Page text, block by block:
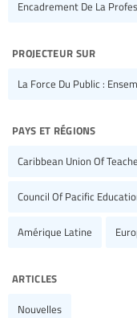
Encadrement De La
projecteur sur
La Force Du Public :
pays et régions
Caribbean Union Of
Council Of Pacific
Amérique Latine
articles
Nouvelles